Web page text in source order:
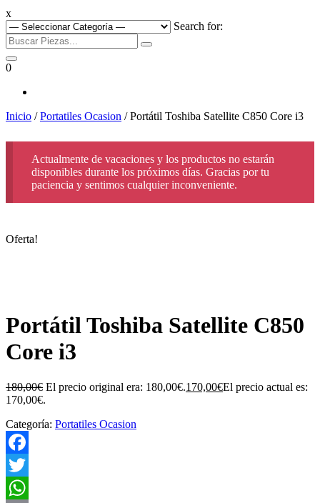
x
Search for:
0
Inicio /Portatiles Ocasion / Portátil Toshiba Satellite C850 Core i3
Actualmente de vacaciones y los productos no estarán
disponibles durante los próximos días. Gracias por tu
paciencia y sentimos cualquier inconveniente.
Oferta!
Portátil Toshiba Satellite C850
Core i3
180,00€ El precio original era: 180,00€.170,00€El precio actual es:
170,00€.
Categoría: Portatiles Ocasion
Facebook
Twitter